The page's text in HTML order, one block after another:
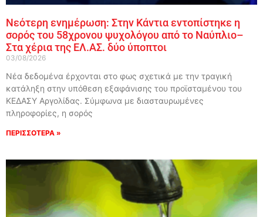
Νεότερη ενημέρωση: Στην Κάντια εντοπίστηκε η
σορός του 58χρονου ψυχολόγου από το Ναύπλιο–
Στα χέρια της ΕΛ.ΑΣ. δύο ύποπτοι
03/08/2026
Νέα δεδομένα έρχονται στο φως σχετικά με την τραγική
κατάληξη στην υπόθεση εξαφάνισης του προϊσταμένου του
ΚΕΔΑΣΥ Αργολίδας. Σύμφωνα με διασταυρωμένες
πληροφορίες, η σορός
ΠΕΡΙΣΣΟΤΕΡΑ »